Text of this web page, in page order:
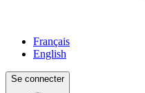
Français
English
Se connecter